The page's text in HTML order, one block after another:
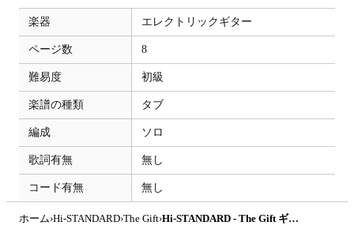
楽器 エレクトリックギター
ページ数 8
難易度 初級
楽譜の種類 タブ
編成 ソロ
歌詞有無 無し
コード有無 無し
ホーム›Hi-STANDARD›The Gift› Hi-STANDARD - The Gift ギター演奏動画付TAB譜(おすすめ） by バイトーン音楽教室